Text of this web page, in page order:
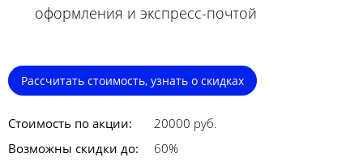
оформления и экспресс-почтой
Рассчитать стоимость, узнать о скидках
Стоимость по акции:
20000 руб.
Возможны скидки до:
60%